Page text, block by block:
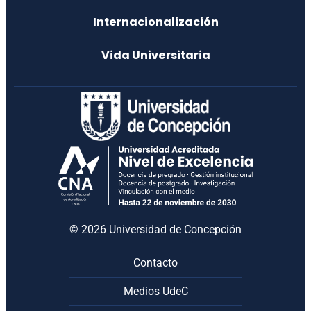
Internacionalización
Vida Universitaria
© 2026 Universidad de Concepción
Contacto
Medios UdeC